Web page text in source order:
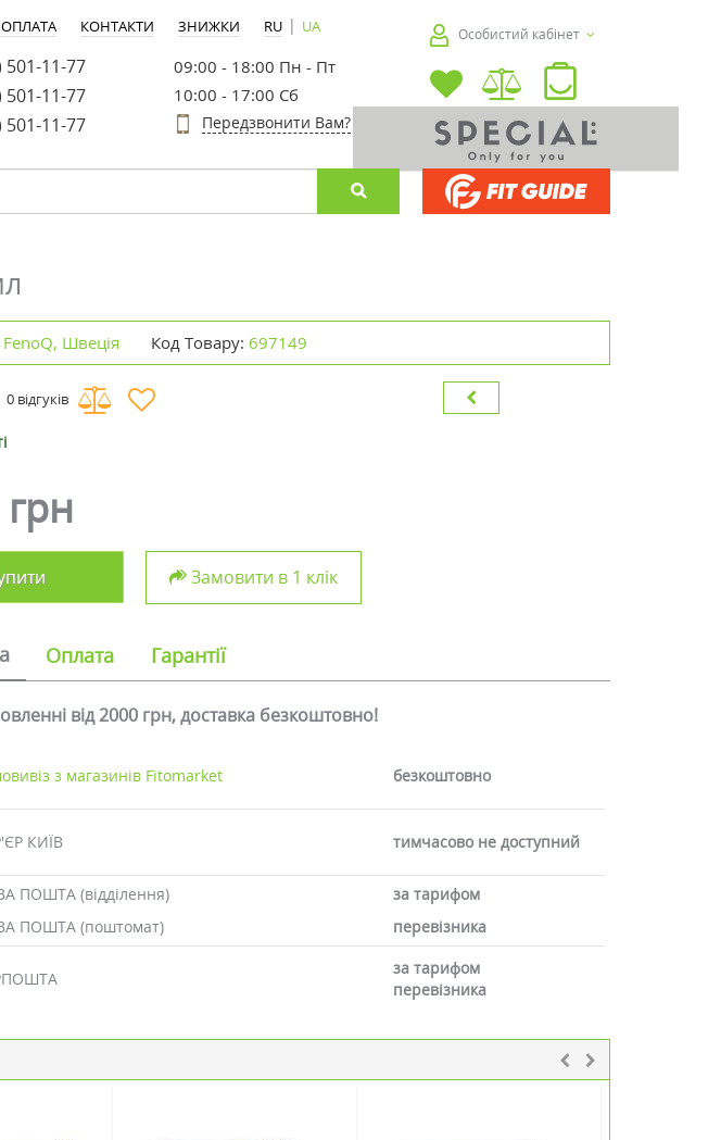
КОНТАКТИ ЗНИЖКИ RU | UA
11-77
11-77
501-11-77
09:00 - 18:00 Пн - Пт
10:00 - 17:00 Сб
Передзвонити Вам?
Особистий кабінет
FenoQ, Швеція Код Товару: 697149
0 відгуків
Замовити в 1 клік
Оплата Гарантії
від 2000 грн, доставка безкоштовно!
з магазинів Fitomarket безкоштовно
КИЇВ тимчасово не доступний
ПОШТА (відділення)
за тарифом
ПОШТА (поштомат)
перевізника
за тарифом
перевізника